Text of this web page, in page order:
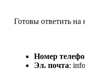
Готовы ответить
Номер
Эл. почта: